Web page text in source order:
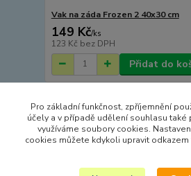
Vak na záda Frozen 2 40x30 cm
149 Kč/ks
123 Kč bez DPH
Přidat do
Načíst další produkty
strana z 2další
Pro základní funkčnost, zpříjemnění
účely a v případě udělení souhlasu také
využíváme soubory cookies.
cookies můžete kdykoli upravit